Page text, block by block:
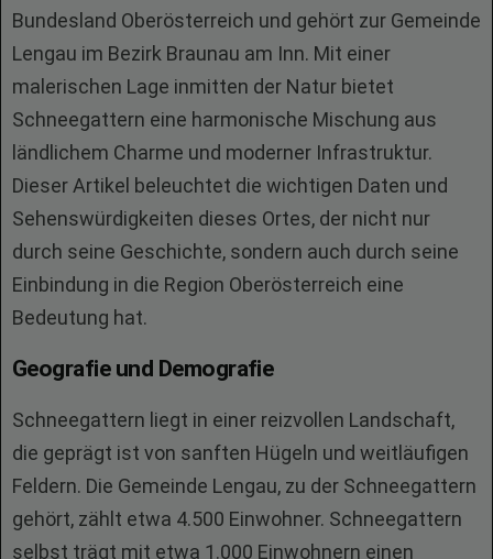
Bundesland Oberösterreich und gehört zur Gemeinde
Lengau im Bezirk Braunau am Inn. Mit einer
malerischen Lage inmitten der Natur bietet
Schneegattern eine harmonische Mischung aus
ländlichem Charme und moderner Infrastruktur.
Dieser Artikel beleuchtet die wichtigen Daten und
Sehenswürdigkeiten dieses Ortes, der nicht nur
durch seine Geschichte, sondern auch durch seine
Einbindung in die Region Oberösterreich eine
Bedeutung hat.
Geografie und Demografie
Schneegattern liegt in einer reizvollen Landschaft,
die geprägt ist von sanften Hügeln und weitläufigen
Feldern. Die Gemeinde Lengau, zu der Schneegattern
gehört, zählt etwa 4.500 Einwohner. Schneegattern
selbst trägt mit etwa 1.000 Einwohnern einen